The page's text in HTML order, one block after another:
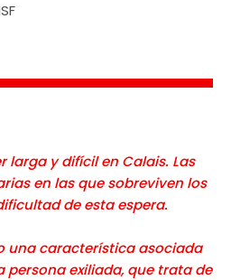
larga y difícil en Calais. Las
en las que sobreviven los
de esta espera.
una característica asociada
persona exiliada, que trata de